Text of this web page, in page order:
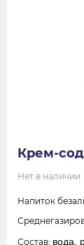
Крем-
Нет в наличии
Напиток
Состав: вода,